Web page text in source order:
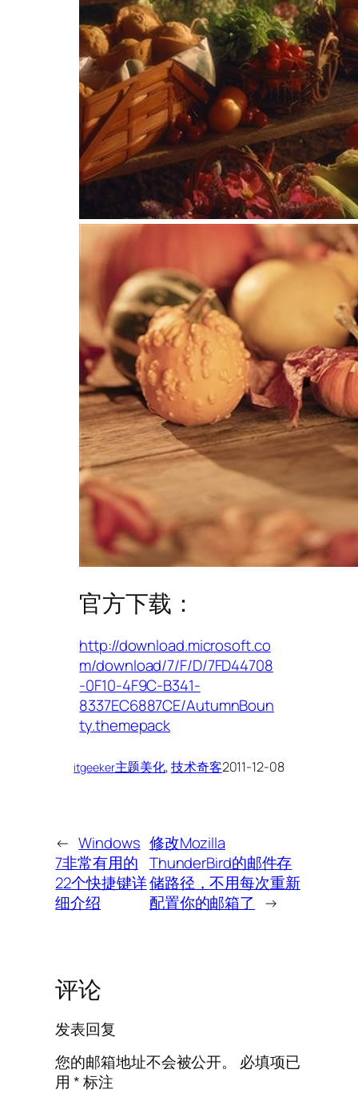
官方下载：
http://download.microsoft.co
m/download/7/F/D/7FD44708
-0F10-4F9C-B341-
8337EC6887CE/AutumnBoun
ty.themepack
itgeeker主题美化, 技术奇客2011-12-08
← Windows
7非常有用的
22个快捷键详
细介绍
修改Mozilla
ThunderBird的邮件存
储路径，不用每次重新
配置你的邮箱了
→
评论
发表回复
您的邮箱地址不会被公开。
必填项已
用*标注